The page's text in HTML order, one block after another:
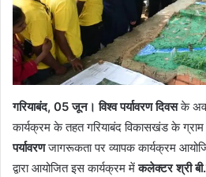
गरियाबंद, 05 जून। विश्व पर्यावरण दिवसके
कार्यक्रम के तहत गरियाबंद विकासखंड के ग्राम
पर्यावरणजागरूकता पर व्यापक कार्यक्रम
द्वारा आयोजित इस कार्यक्रम मेंकलेक्टर श्री